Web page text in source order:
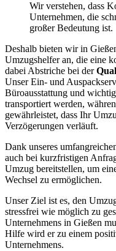
Wir verstehen, dass
Unternehmen, die
großer Bedeutung ist.
Deshalb bieten wir in
Umzugshelfer an, die eine
dabei Abstriche bei der
Unser Ein- und
Büroausstattung und
transportiert werden,
gewährleistet, dass Ihr
Verzögerungen verläuft.
Dank unseres
auch bei kurzfristigen
Umzug bereitstellen, um
Wechsel zu ermöglichen.
Unser Ziel ist es, den
stressfrei wie möglich zu
Unternehmens in Gießen
Hilfe wird er zu einem
Unternehmens.